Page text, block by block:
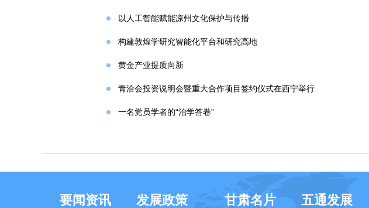
以人工智能赋能凉州文化保护与传播
构建敦煌学研究智能化平台和研究高地
黄金产业提质向新
青洽会投资说明会暨重大合作项目签约仪式在西宁举行
一名党员学者的“治学答卷”
要闻资讯 发展政策 甘肃名片 五通发展